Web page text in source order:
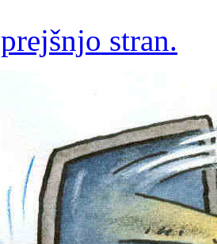
prejšnjo stran.